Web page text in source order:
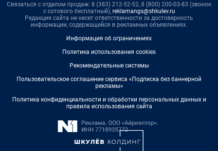
Связаться с отделом продаж: 8 (383) 212-52-52, 8 (800) 200-03-83 (звонок
с сотового бесплатный), reklamangs@shkulev.ru
Редакция сайта не несет ответственности за достоверность
информации, содержащейся в рекламных объявлениях.
Информация об ограничениях
Политика использования cookies
Рекомендательные системы
Пользовательское соглашение сервиса «Подписка без баннерной
рекламы»
Политика конфиденциальности и обработки персональных данных и
правила использования сайта